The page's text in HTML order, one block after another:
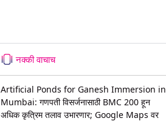
नक्की वाचाच
Artificial Ponds for Ganesh Immersion in
Mumbai: गणपती विसर्जनासाठी BMC 200 हून
अधिक कृत्रिम तलाव उभारणार; Google Maps वर